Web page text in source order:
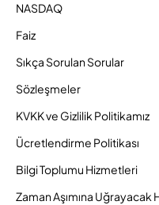
NASDAQ
Faiz
Sıkça Sorulan Sorular
Sözleşmeler
KVKK ve Gizlilik Politikamız
Ücretlendirme Politikası
Bilgi Toplumu Hizmetleri
Zaman Aşımına Uğrayacak